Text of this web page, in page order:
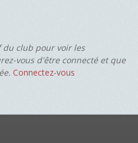
du club pour voir les
vous d'être connecté et que
Connectez-vous